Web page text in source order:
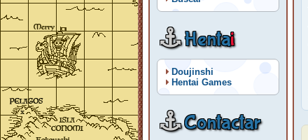
Hentai
Doujinshi
Hentai Games
Contactar